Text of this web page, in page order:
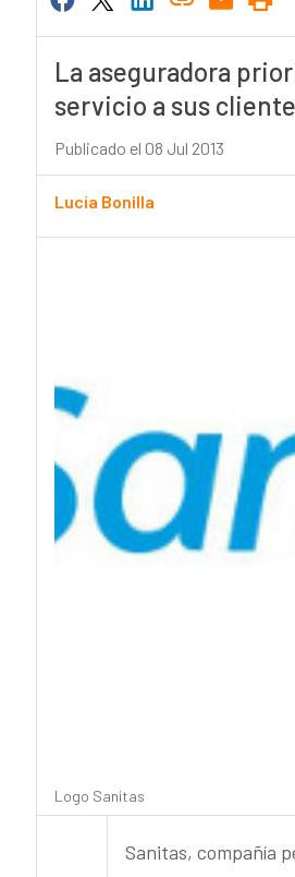
La aseguradora
servicio a sus
Publicado el 08 Jul 2013
Lucía Bonilla
Logo Sanitas
Sanitas, compañía